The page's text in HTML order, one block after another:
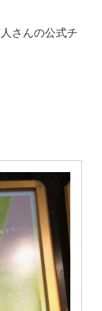
さんの公式チ